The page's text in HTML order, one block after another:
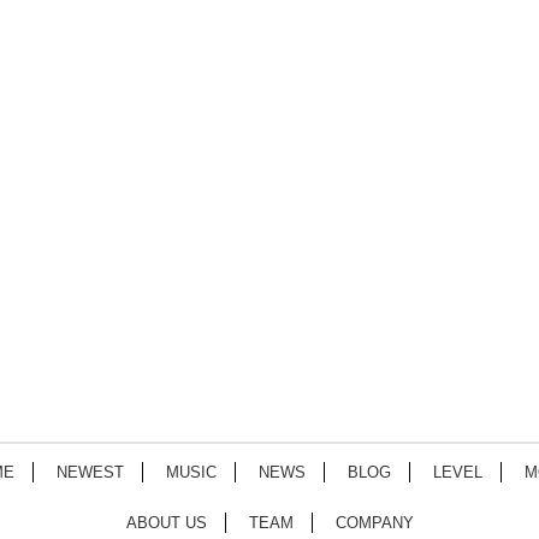
NEWEST MUSIC NEWS BLOG LEVEL
ABOUT US TEAM COMPANY